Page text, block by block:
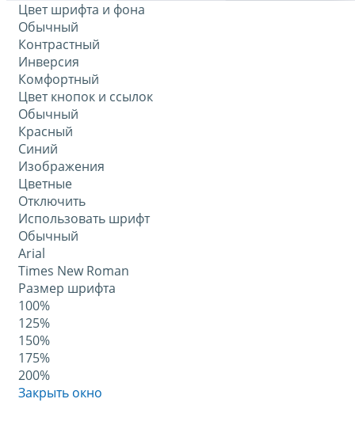
Цвет шрифта и фона
Обычный
Контрастный
Инверсия
Комфортный
Цвет кнопок и ссылок
Обычный
Красный
Синий
Изображения
Цветные
Отключить
Использовать шрифт
Обычный
Arial
Times New Roman
Размер шрифта
100%
125%
150%
175%
200%
Закрыть окно